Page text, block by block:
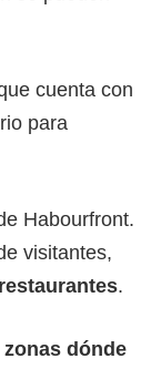
cuenta con
para
Habourfront.
visitantes,
.
dónde